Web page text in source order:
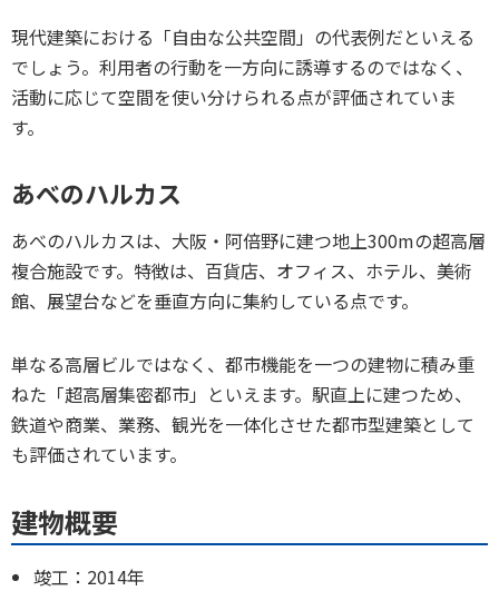
現代建築における「自由な公共空間」の代表例だといえる
でしょう。利用者の行動を一方向に誘導するのではなく、
活動に応じて空間を使い分けられる点が評価されていま
す。
あべのハルカス
あべのハルカスは、大阪・阿倍野に建つ地上300mの超高層
複合施設です。特徴は、百貨店、オフィス、ホテル、美術
館、展望台などを垂直方向に集約している点です。
単なる高層ビルではなく、都市機能を一つの建物に積み重
ねた「超高層集密都市」といえます。駅直上に建つため、
鉄道や商業、業務、観光を一体化させた都市型建築として
も評価されています。
建物概要
竣工：2014年